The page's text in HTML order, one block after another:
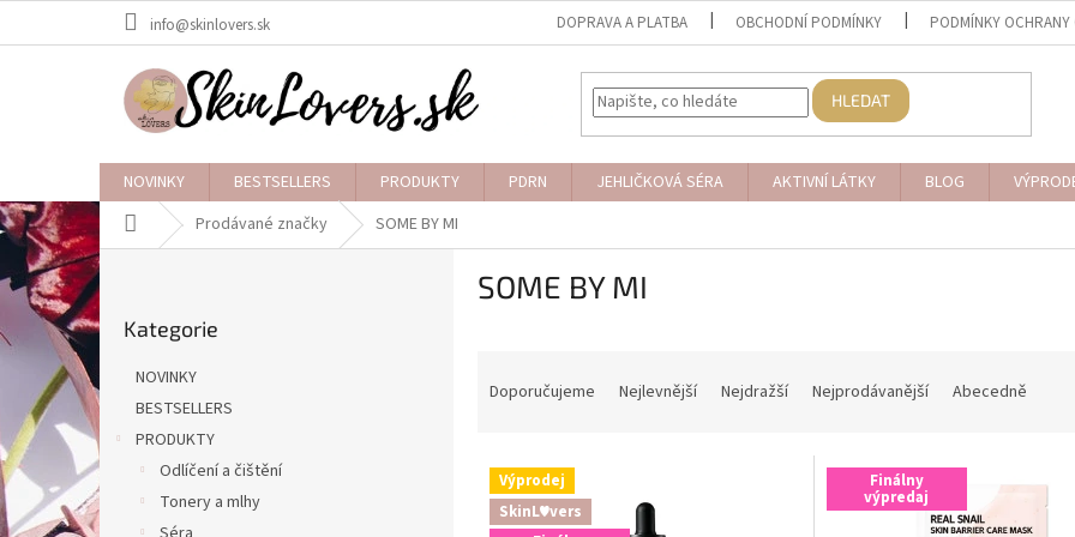
info@skinlovers.sk DOPRAVA A PLATBA OBCHODNÍ PODMÍNKY PODMÍNKY OCHRANY
HLEDAT
NOVINKY BESTSELLERS PRODUKTY PDRN JEHLIČKOVÁ SÉRA AKTIVNÍ LÁTKY BLOG
Domů Prodávané značky SOME BY MI
P
o
s
t
a
n
í
p
kategorie
Kategorie
NOVINKY
BESTSELLERS
PRODUKTY
Odlíčení a čištění
Tonery a mlhy
SOME BY MI
n
p
Doporučujeme Nejlevnější Nejdražší Nejprodávanější Abecedně
V
p
Výprodej
SkinL♥vers
Finálny
výpredaj